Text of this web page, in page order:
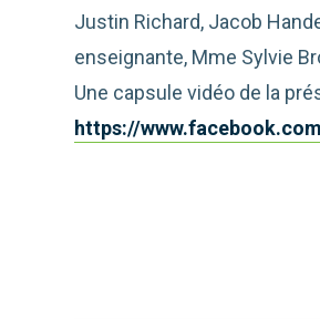
Justin Richard, Jacob
enseignante, Mme Sylvie
Une capsule vidéo de la
https://